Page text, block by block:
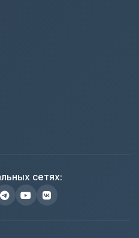
сетях: